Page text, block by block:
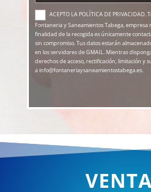
ACEPTO LA POLÍTICA DE
Fontaneria y Saneamientos Tabega, empresa
finalidad de la recogida es únicamente
sin compromiso. Tus datos estarán
en los servidores de GMAIL. Mientras
derechos de acceso, rectificación, limitación y
a info@fontaneriaysaneamientostabega.es.